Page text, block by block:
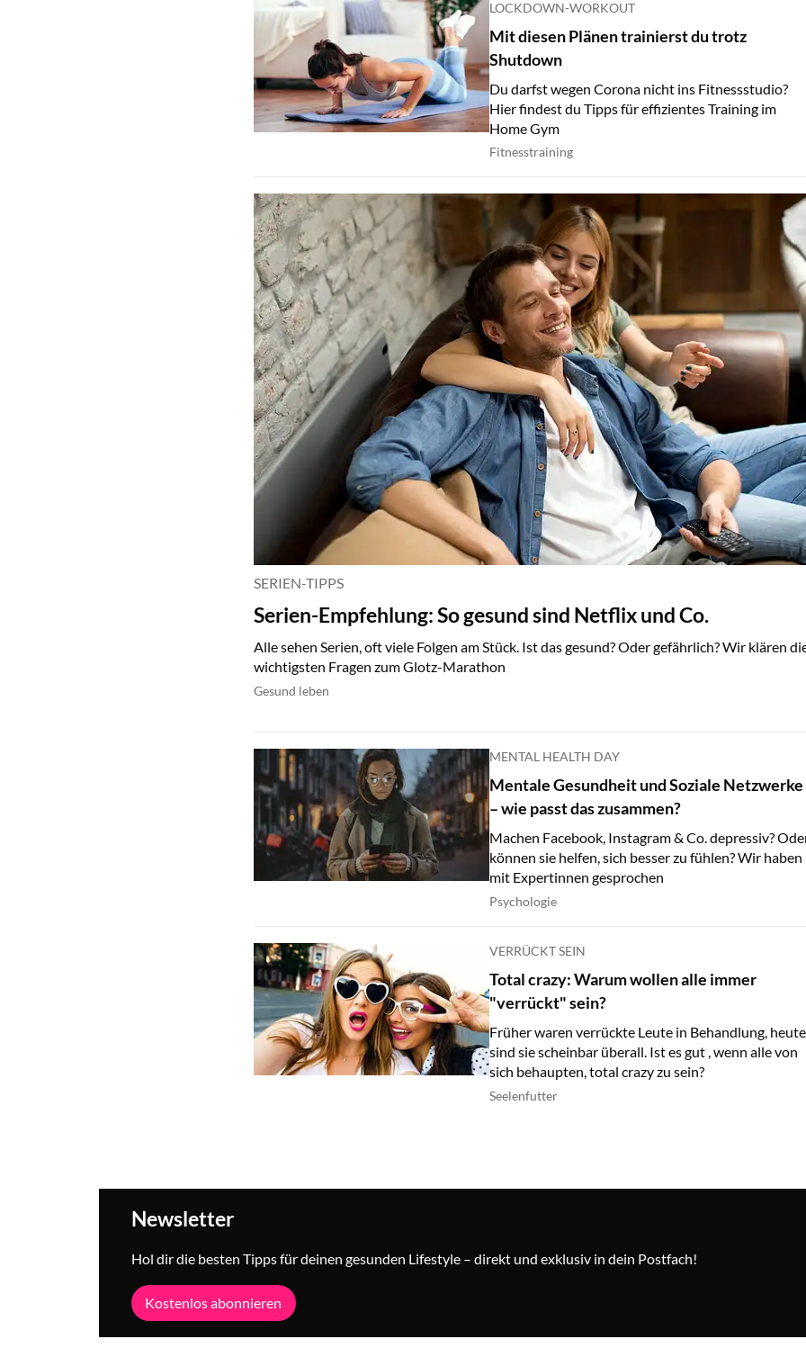
LOCKDOWN-WORKOUT
Mit diesen Plänen trainierst du trotz
Shutdown
Du darfst wegen Corona nicht ins Fitnessstudio?
Hier findest du Tipps für effizientes Training im
Home Gym
Fitnesstraining
SERIEN-TIPPS
Serien-Empfehlung: So gesund sind Netflix und Co.
Alle sehen Serien, oft viele Folgen am Stück. Ist das gesund? Oder gefährlich? Wir klären
wichtigsten Fragen zum Glotz-Marathon
Gesund leben
MENTAL HEALTH DAY
Mentale Gesundheit und Soziale Netzwerke
– wie passt das zusammen?
Machen Facebook, Instagram & Co. depressiv?
können sie helfen, sich besser zu fühlen? Wir haben
mit Expertinnen gesprochen
Psychologie
VERRÜCKT SEIN
Total crazy: Warum wollen alle immer
"verrückt" sein?
Früher waren verrückte Leute in Behandlung, heute
sind sie scheinbar überall. Ist es gut , wenn alle von
sich behaupten, total crazy zu sein?
Seelenfutter
Newsletter
Hol dir die besten Tipps für deinen gesunden Lifestyle – direkt und exklusiv in dein Postfach!
Kostenlos abonnieren